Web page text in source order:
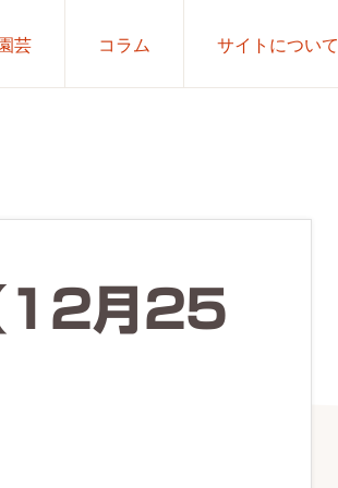
芸 コラム サイトについて
12月25